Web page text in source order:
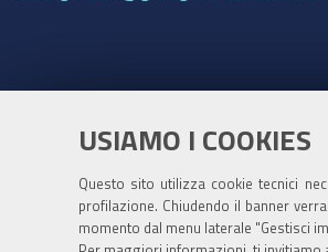
USIAMO I COOKIES
Questo sito utilizza cookie tecnici
profilazione. Chiudendo il banner
momento dal menu laterale "Gestisci
Trasparenza